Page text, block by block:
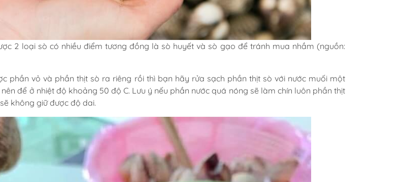
2 loại sò có nhiều điểm tương đồng là sò huyết và sò gạo để tránh mua nhầm (nguồn:
phần vỏ và phần thịt sò ra riêng rồi thì bạn hãy rửa sạch phần thịt sò với nước muối một
để ở nhiệt độ khoảng 50 độ C. Lưu ý nếu phần nước quá nóng sẽ làm chín luôn phần thịt
không giữ được độ dai.